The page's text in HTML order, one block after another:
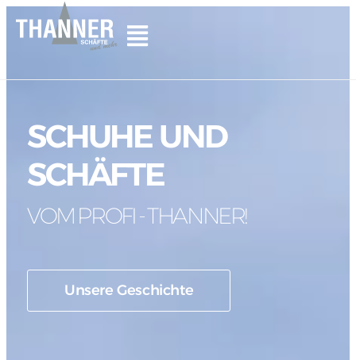
SCHUHE UND
SCHÄFTE
VOM PROFI - THANNER!
Unsere Geschichte